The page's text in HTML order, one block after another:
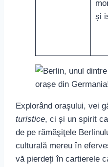
și
Explorând oraşului, vei
turistice, ci și un spirit
de pe rămăşiţele
culturală mereu în
vă pierdeți în cartierele